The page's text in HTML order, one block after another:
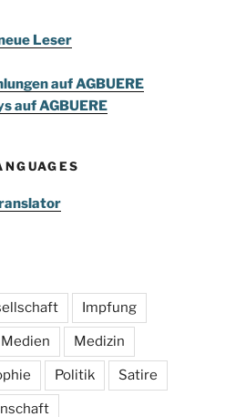
Leser
auf AGBUERE
auf AGBUERE
Impfung
Medien Medizin
Politik Satire